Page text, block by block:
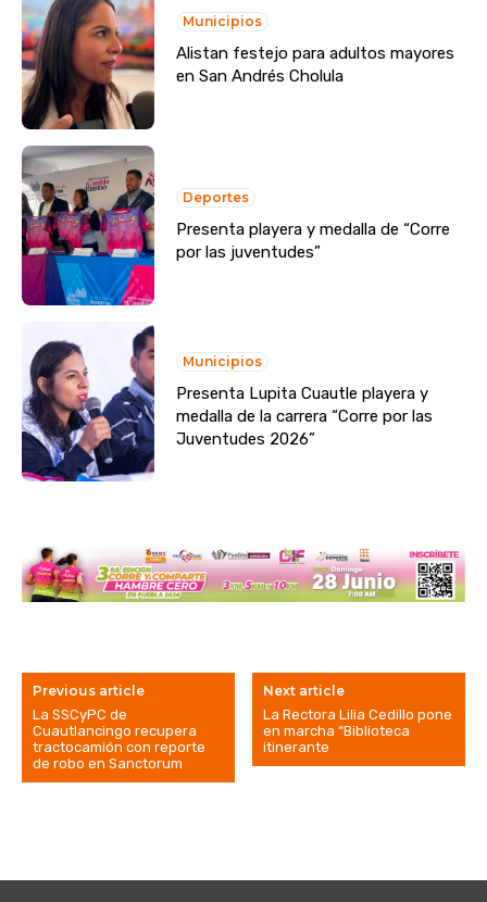
Municipios
Alistan festejo para adultos mayores
en San Andrés Cholula
Deportes
Presenta playera y medalla de “Corre
por las juventudes”
Municipios
Presenta Lupita Cuautle playera y
medalla de la carrera “Corre por las
Juventudes 2026”
Previous article
La SSCyPC de
Cuautlancingo recupera
tractocamión con reporte
de robo en Sanctorum
Next article
La Rectora Lilia Cedillo pone
en marcha “Biblioteca
itinerante